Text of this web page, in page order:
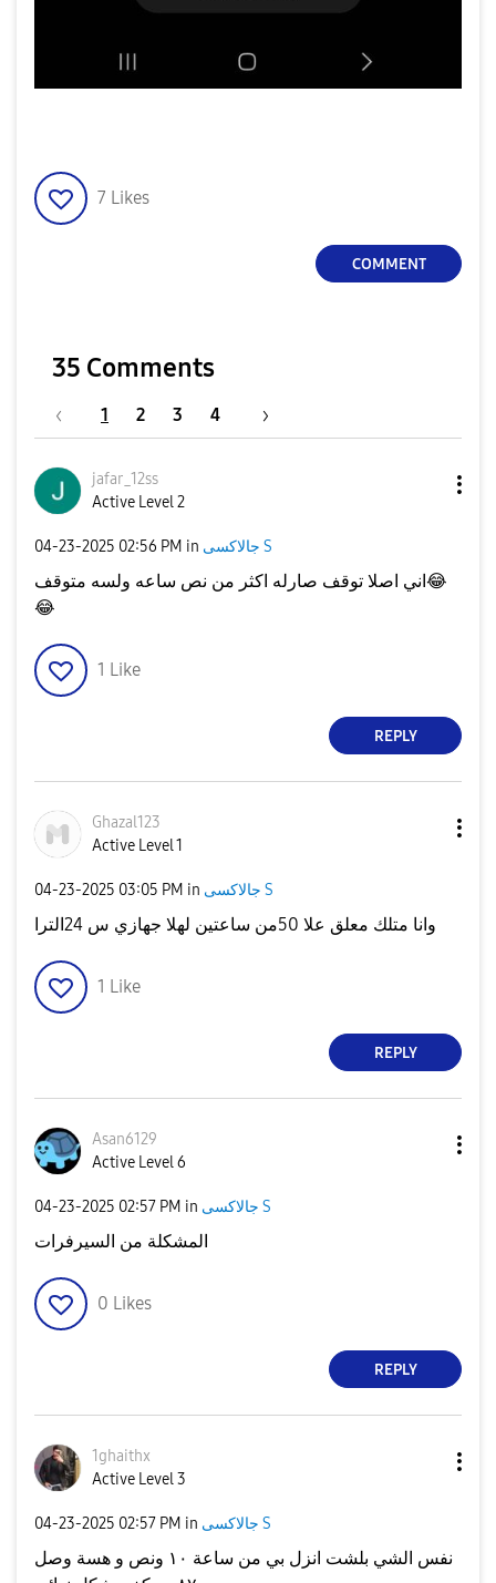
7 Likes
COMMENT
35 Comments
1 2 3 4
jafar_12ss
Active Level 2
‎04-23-2025 02:56 PM in جالاكسى S
اني اصلا توقف صارله اكثر من نص ساعه ولسه متوقف 😂
😂
1 Like
REPLY
Ghazal123
Active Level 1
‎04-23-2025 03:05 PM in جالاكسى S
وانا متلك معلق علا 50من ساعتين لهلا جهازي س 24الترا
1 Like
REPLY
Asan6129
Active Level 6
‎04-23-2025 02:57 PM in جالاكسى S
المشکلة من السيرفرات
0 Likes
REPLY
1ghaithx
Active Level 3
‎04-23-2025 02:57 PM in جالاكسى S
نفس الشي بلشت انزل بي من ساعة ١٠ ونص و هسة وصل